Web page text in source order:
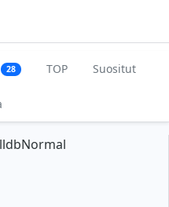
28 TOP Suositut